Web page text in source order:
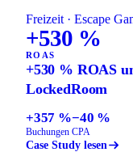
Freizeit · Escape
+530 %
ROAS
+530 % ROAS
LockedRoom
+357 %
Buchungen
−40 %
CPA
Case Study lesen